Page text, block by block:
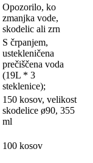
Opozorilo, ko
zmanjka vode,
skodelic ali zrn
S črpanjem,
ustekleničena
prečiščena voda
(19L * 3
steklenice);
150 kosov, velikost
skodelice ø90, 355
ml
100 kosov